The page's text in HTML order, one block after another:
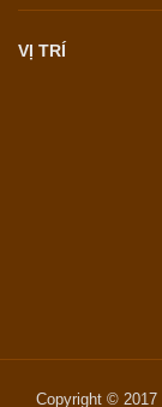
VỊ TRÍ
Copyright © 2017